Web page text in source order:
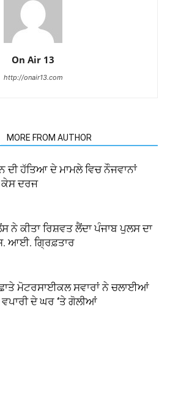
On Air 13
http://onair13.com
MORE FROM AUTHOR
ਦੀ ਹੱਤਿਆ ਦੇ ਮਾਮਲੇ ਵਿਚ ਨੌਜਵਾਨਾਂ
ਕੇਸ ਦਰਜ
ਨੇ ਕੀਤਾ ਰਿਸ਼ਵਤ ਲੈਂਦਾ ਪੰਜਾਬ ਪੁਲਸ ਦਾ
ਆਈ. ਗ੍ਰਿਫ਼ਤਾਰ
ਮੋਟਰਸਾਈਕਲ ਸਵਾਰਾਂ ਨੇ ਚਲਾਈਆਂ
ਦੇ ਘਰ ‘ਤੇ ਗੋਲੀਆਂ